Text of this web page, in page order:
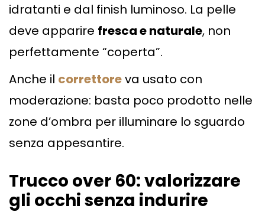
idratanti e dal finish luminoso. La pelle
deve apparire fresca e naturale, non
perfettamente “coperta”.
Anche il correttoreva usato con
moderazione: basta poco prodotto nelle
zone d’ombra per illuminare lo sguardo
senza appesantire.
Trucco over 60: valorizzare
gli occhi senza indurire